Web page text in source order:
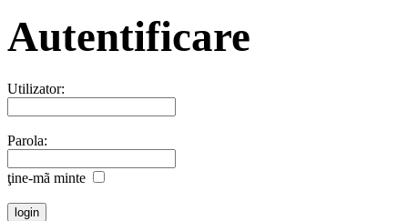
Autentificare
Utilizator:
Parola:
ţine-mã minte